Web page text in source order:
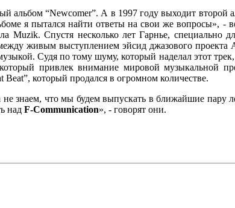
альбом “Newcomer”. А в 1997 году выходит второй
я пытался найти ответы на свои же вопросы», -
Спустя несколько лет Гарнье, специально
живым выступлением эйсид джазового проекта
Судя по тому шуму, который наделал этот
привлек внимание мировой музыкальной
который продался в огромном количестве.
что мы будем выпускать в ближайшие пару
над F-Communication», - говорят они.